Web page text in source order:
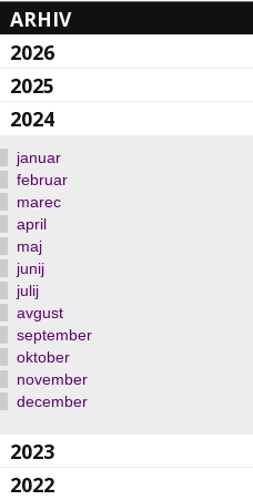
ARHIV
2026
2025
2024
januar
februar
marec
april
maj
junij
julij
avgust
september
oktober
november
december
2023
2022